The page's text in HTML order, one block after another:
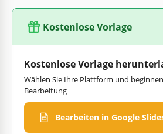
Kostenlose Vorlage
Kostenlose Vorlage
Wählen Sie Ihre Plattform und
Bearbeitung
Bearbeiten in Google